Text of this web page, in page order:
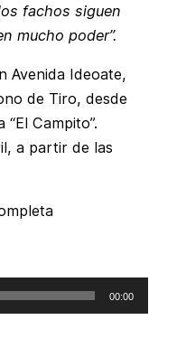
fachos siguen
mucho poder”.
Avenida Ideoate,
de Tiro, desde
Campito”.
a partir de las
00:00